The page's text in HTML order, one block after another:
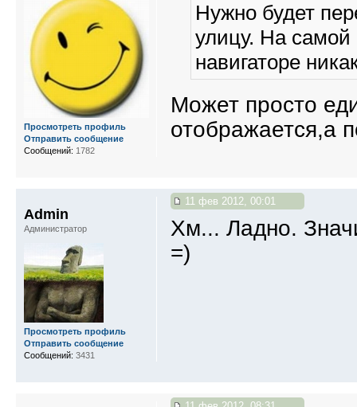
Нужно будет
улицу. На самой
навигаторе
Может просто
отображается,а
Просмотреть профиль
Отправить сообщение
Сообщений: 1782
11 фев 2012, 00:01
Хм... Ладно.
=)
Admin
Администратор
Просмотреть профиль
Отправить сообщение
Сообщений: 3431